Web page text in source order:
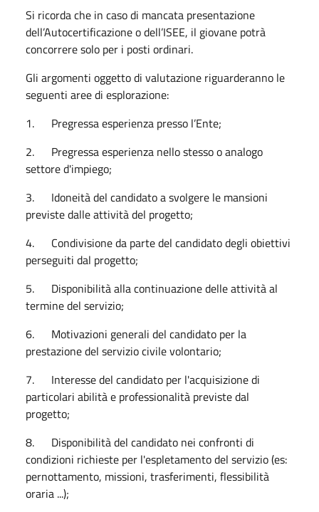
Si ricorda che in caso di mancata presentazione
dell’Autocertificazione o dell’ISEE, il giovane potrà
concorrere solo per i posti ordinari.
Gli argomenti oggetto di valutazione riguarderanno le
seguenti aree di esplorazione:
1. Pregressa esperienza presso l’Ente;
2. Pregressa esperienza nello stesso o analogo
settore d'impiego;
3. Idoneità del candidato a svolgere le mansioni
previste dalle attività del progetto;
4. Condivisione da parte del candidato degli obiettivi
perseguiti dal progetto;
5. Disponibilità alla continuazione delle attività al
termine del servizio;
6. Motivazioni generali del candidato per la
prestazione del servizio civile volontario;
7. Interesse del candidato per l'acquisizione di
particolari abilità e professionalità previste dal
progetto;
8. Disponibilità del candidato nei confronti di
condizioni richieste per l'espletamento del servizio (es:
pernottamento, missioni, trasferimenti, flessibilità
oraria ...);